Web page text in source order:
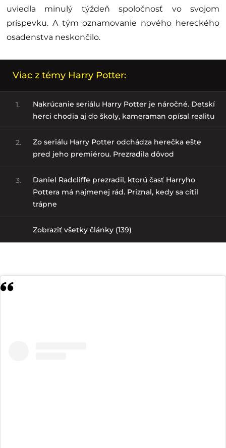
uviedla minulý týždeň spoločnosť vo svojom
príspevku. A tým oznamovanie nového hereckého
osadenstva neskončilo.
Viac z témy Harry Potter:
1.
Nakrúcanie seriálu Harry Potter je náročné. Detskí
herci chodia aj do školy, kameraman opísal realitu
2.
Zo seriálu Harry Potter odchádza herečka ešte
pred jeho premiérou. Prezradila dôvod
3.
Daniel Radcliffe prezradil, ktorú časť Harryho
Pottera má najmenej rád. Priznal, kedy sa cítil
trápne
Zobraziť všetky články (139)